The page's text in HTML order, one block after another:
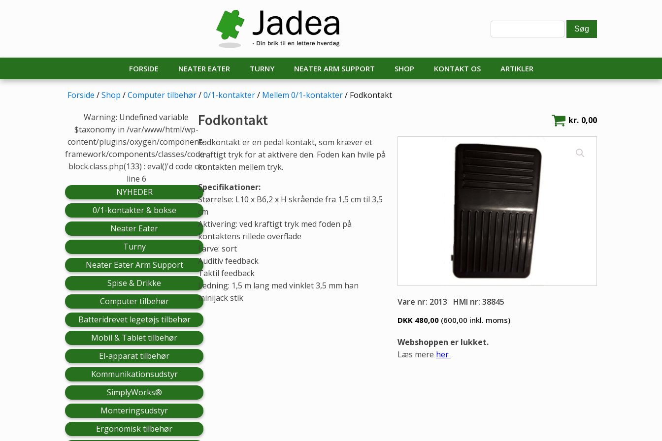
FORSIDE NEATER EATER TURNY NEATER ARM SUPPORT SHOP KONTAKT OS ARTIKLER
Forside /Shop /Computer tilbehør/0/1-kontakter/ Mellem 0/1-kontakter/ Fodkontakt
Warning: Undefined variable
$taxonomy in /var/www/html/wp-
content/plugins/oxygen/component-
framework/components/classes/code-
block.class.php(133) : eval()'d code on
line 6
NYHEDER
0/1-kontakter & bokse
Neater Eater
Turny
Neater Eater Arm Support
Spise & Drikke
Computer tilbehør
Batteridrevet legetøjs tilbehør
Mobil & Tablet tilbehør
El-apparat tilbehør
Kommunikationsudstyr
SimplyWorks®
Monteringsudstyr
Ergonomisk tilbehør
Fodkontakt kr. 0,00
Fodkontakt er en pedal kontakt, som kræver et
kraftigt tryk for at aktivere den. Foden kan hvile på
kontakten mellem tryk.
Specifikationer:
Størrelse: L10 x B6,2 x H skrående fra 1,5 cm til 3,5
cm
Aktivering: ved kraftigt tryk med foden på
kontaktens rillede overflade
Farve: sort
Auditiv feedback
Taktil feedback
Ledning: 1,5 m lang med vinklet 3,5 mm han
minijack stik
Vare nr: 2013 HMI nr: 38845
DKK 480,00 (600,00 inkl. moms)
Webshoppen er lukket.
Læs mere her